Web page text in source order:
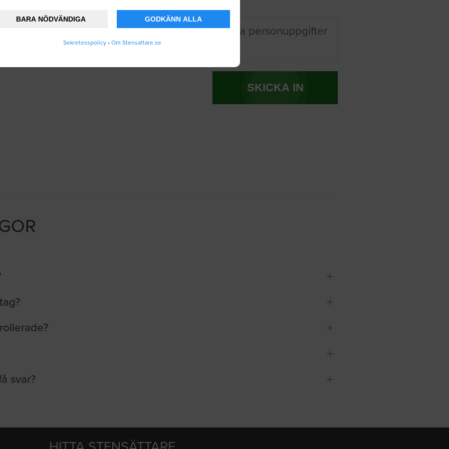
BARA NÖDVÄNDIGA GODKÄNN ALLA
Sekretesspolicy • Om Stensattare.se
att Stensattare.se lagrar och använder mina personuppgifter
.
SKICKA IN
svar?